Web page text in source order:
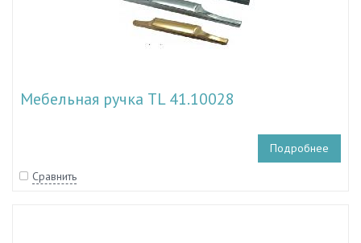
Мебельная ручка TL 41.10028
Подробнее
Сравнить